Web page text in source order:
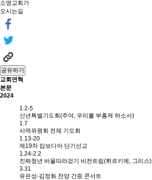
소명교회가
오시는길
공유하기
교회연혁
본문
2024
1.2-5
신년특별기도회(주여, 우리를 부흥케 하소서)
1.7
사역위원회 전체 기도회
1.13-20
제19차 캄보디아 단기선교
1.24-2.2
진짜청년 바울따라걷기 비전트립(튀르키예, 그리스)
3.31
유은성-김정화 찬양 간증 콘서트